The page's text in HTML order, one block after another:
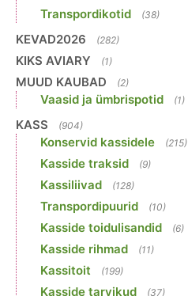
Transpordikotid (38)
KEVAD2026 (282)
KIKS AVIARY (1)
MUUD KAUBAD (2)
Vaasid ja ümbrispotid (1)
KASS (904)
Konservid kassidele (215)
Kasside traksid (9)
Kassiliivad (128)
Transpordipuurid (10)
Kasside toidulisandid (6)
Kasside rihmad (11)
Kassitoit (199)
Kasside tarvikud (37)